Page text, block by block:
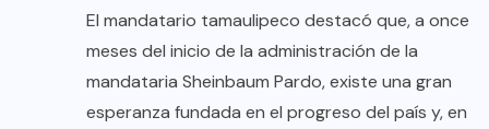
El mandatario tamaulipeco destacó que, a once
meses del inicio de la administración de la
mandataria Sheinbaum Pardo, existe una gran
esperanza fundada en el progreso del país y, en